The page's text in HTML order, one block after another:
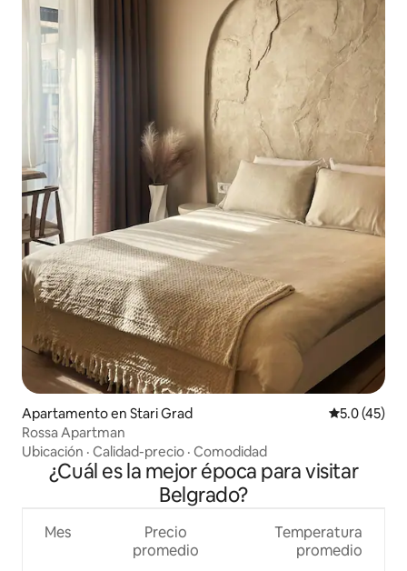
Apartamento en Stari Grad Calificación
5.0 (45)
Rossa Apartman
Ubicación · Calidad-precio · Comodidad
¿Cuál es la mejor época para visitar
Belgrado?
Mes
Precio
promedio
Temperatura
promedio